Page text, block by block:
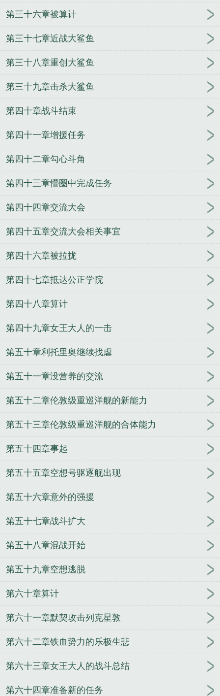
第三十六章被算计
第三十七章近战大鲨鱼
第三十八章重创大鲨鱼
第三十九章击杀大鲨鱼
第四十章战斗结束
第四十一章增援任务
第四十二章勾心斗角
第四十三章懵圈中完成任务
第四十四章交流大会
第四十五章交流大会相关事宜
第四十六章被拉拢
第四十七章抵达公正学院
第四十八章算计
第四十九章女王大人的一击
第五十章利托里奥继续找虐
第五十一章没营养的交流
第五十二章伦敦级重巡洋舰的新能力
第五十三章伦敦级重巡洋舰的合体能力
第五十四章事起
第五十五章空想号驱逐舰出现
第五十六章意外的强援
第五十七章战斗扩大
第五十八章混战开始
第五十九章空想逃脱
第六十章算计
第六十一章默契攻击列克星敦
第六十二章铁血势力的乐极生悲
第六十三章女王大人的战斗总结
第六十四章准备新的任务